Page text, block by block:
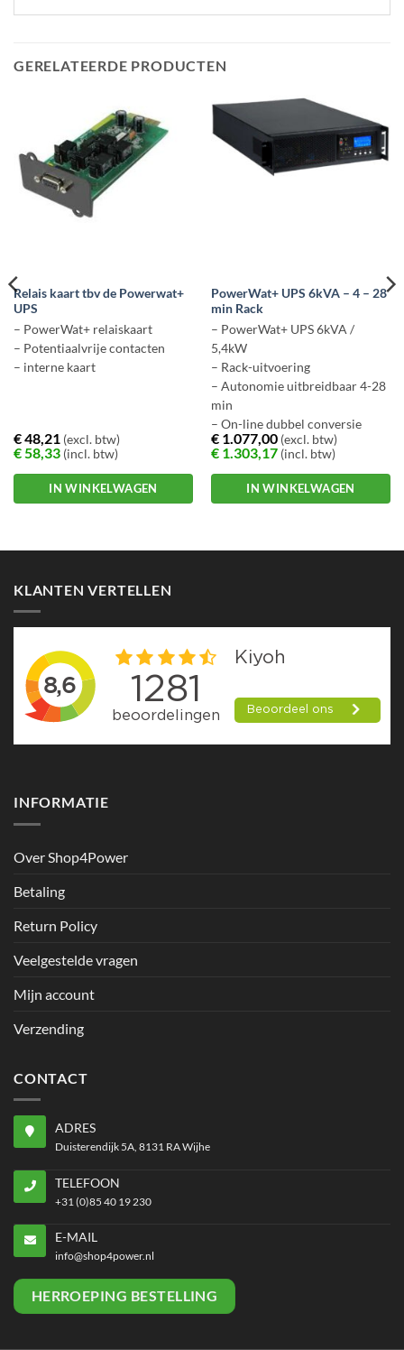
GERELATEERDE PRODUCTEN
Relais kaart tbv de Powerwat+
UPS
– PowerWat+ relaiskaart
– Potentiaalvrije contacten
– interne kaart
€48,21(excl. btw)
€58,33(incl. btw)
IN WINKELWAGEN
PowerWat+ UPS 6kVA – 4 – 28
min Rack
– PowerWat+ UPS 6kVA /
5,4kW
– Rack-uitvoering
– Autonomie uitbreidbaar 4-28
min
– On-line dubbel conversie
€1.077,00(excl. btw)
€1.303,17(incl. btw)
IN WINKELWAGEN
KLANTEN VERTELLEN
INFORMATIE
Over Shop4Power
Betaling
Return Policy
Veelgestelde vragen
Mijn account
Verzending
CONTACT
ADRES
Duisterendijk 5A, 8131 RA Wijhe
TELEFOON
+31 (0)85 40 19 230
E-MAIL
info@shop4power.nl
HERROEPING BESTELLING